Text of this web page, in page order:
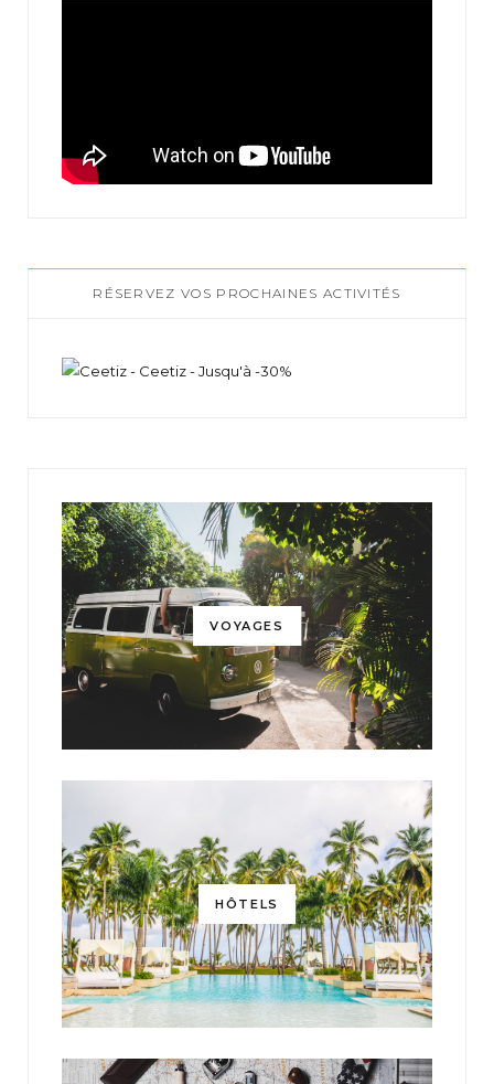
RÉSERVEZ VOS PROCHAINES ACTIVITÉS
VOYAGES
HÔTELS